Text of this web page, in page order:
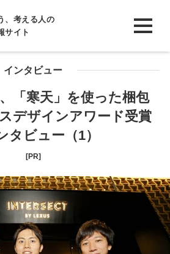
、考える人の
サイト
インタビュー
「寒天」を使った梱包
デザインアワード受賞
タビュー（1）
[PR]